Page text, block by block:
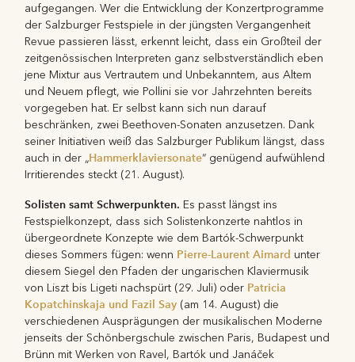
aufgegangen. Wer die Entwicklung der Konzertprogramme
der Salzburger Festspiele in der jüngsten Vergangenheit
Revue passieren lässt, erkennt leicht, dass ein Großteil der
zeitgenössischen Interpreten ganz selbstverständlich eben
jene Mixtur aus Vertrautem und Unbekanntem, aus Altem
und Neuem pflegt, wie Pollini sie vor Jahrzehnten bereits
vorgegeben hat. Er selbst kann sich nun darauf
beschränken, zwei Beethoven-Sonaten anzusetzen. Dank
seiner Initiativen weiß das Salzburger Publikum längst, dass
auch in der „Hammerklaviersonate“ genügend aufwühlend
Irritierendes steckt (21. August).
Solisten samt Schwerpunkten. Es passt längst ins
Festspielkonzept, dass sich Solistenkonzerte nahtlos in
übergeordnete Konzepte wie dem Bartók-Schwerpunkt
dieses Sommers fügen: wenn Pierre-Laurent Aimard unter
diesem Siegel den Pfaden der ungarischen Klaviermusik
von Liszt bis Ligeti nachspürt (29. Juli) oder Patricia
Kopatchinskaja und Fazil Say (am 14. August) die
verschiedenen Ausprägungen der musikalischen Moderne
jenseits der Schönbergschule zwischen Paris, Budapest und
Brünn mit Werken von Ravel, Bartók und Janáček